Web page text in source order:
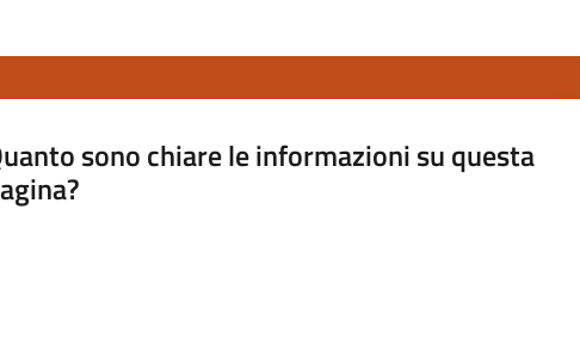
sono chiare le informazioni su questa